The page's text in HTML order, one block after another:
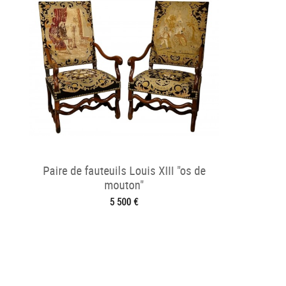
Paire de fauteuils Louis XIII "os de
mouton"
5 500 €